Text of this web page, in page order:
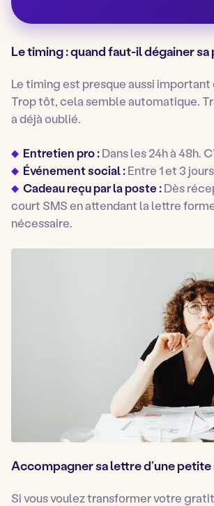
Le timing : quand faut-il dégainer sa
Le timing est presque aussi
Trop tôt, cela semble automatique.
a déjà oublié.
Entretien pro :Dans les 24h à 48h.
Événement social :Entre 1 et 3
Cadeau reçu par la poste :Dès
court SMS en attendant la lettre
nécessaire.
Accompagner sa lettre d’une
Si vous voulez transformer votre